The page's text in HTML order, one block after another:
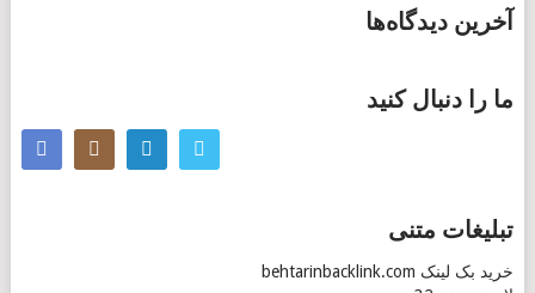
آخرین دیدگاه‌ها
ما را دنبال کنید
تبلیغات متنی
خرید بک لینک behtarinbacklink.com